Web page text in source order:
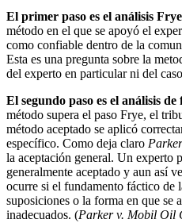
El primer paso es el análisis
método en el que se apoyó el
como confiable dentro de la
Esta es una pregunta sobre la
del experto en particular ni del
El segundo paso es el análisis
método supera el paso Frye, el
método aceptado se aplicó
específico. Como deja claro Parker
la aceptación general. Un experto
generalmente aceptado y aun así
ocurre si el fundamento fáctico de
suposiciones o la forma en que se
inadecuados. (Parker v. Mobil Oil